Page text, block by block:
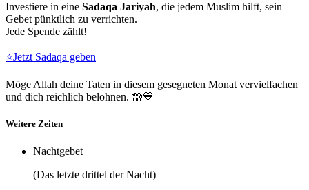
Investiere in eine Sadaqa Jariyah, die jedem Muslim hilft, sein
Gebet pünktlich zu verrichten.
Jede Spende zählt!
⭐Jetzt Sadaqa geben
Möge Allah deine Taten in diesem gesegneten Monat vervielfachen
und dich reichlich belohnen. 🤲💙
Weitere Zeiten
Nachtgebet
(Das letzte drittel der Nacht)